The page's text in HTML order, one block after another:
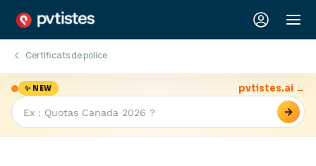
Certificats de police
✨ NEW
→
pvtistes.ai →